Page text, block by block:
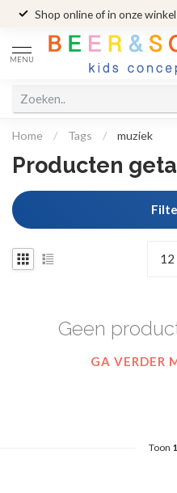
Shop online of in onze winkel
MENU
Home / Tags / muziek
Producten
Geen
GA VERDER
Toon 1